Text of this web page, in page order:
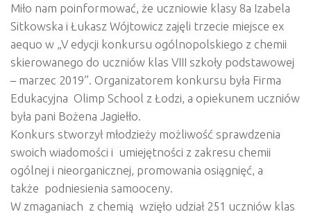
Miło nam poinformować, że uczniowie klasy 8a Izabela
Sitkowska i Łukasz Wójtowicz zajęli trzecie miejsce ex
aequo w „V edycji konkursu ogólnopolskiego z chemii
skierowanego do uczniów klas VIII szkoły podstawowej
– marzec 2019”. Organizatorem konkursu była Firma
Edukacyjna Olimp School z Łodzi, a opiekunem uczniów
była pani Bożena Jagiełło.
Konkurs stworzył młodzieży możliwość sprawdzenia
swoich wiadomości i umiejętności z zakresu chemii
ogólnej i nieorganicznej, promowania osiągnięć, a
także podniesienia samooceny.
W zmaganiach z chemią wzięło udział 251 uczniów klas